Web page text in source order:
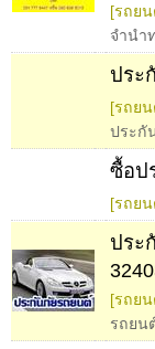
[รถย
จำนำ
ประ
[รถย
ประกั
ซื้อป
[รถย
ประ
[รถย
รถยน